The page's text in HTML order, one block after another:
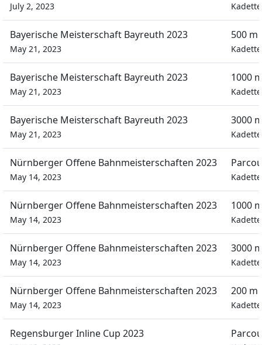
July 2, 2023
Bayerische Meisterschaft Bayreuth 2023
May 21, 2023
500 m
Bayerische Meisterschaft Bayreuth 2023
May 21, 2023
1000
Bayerische Meisterschaft Bayreuth 2023
May 21, 2023
3000
Nürnberger Offene Bahnmeisterschaften 2023
May 14, 2023
Nürnberger Offene Bahnmeisterschaften 2023
May 14, 2023
1000
Nürnberger Offene Bahnmeisterschaften 2023
May 14, 2023
3000
Nürnberger Offene Bahnmeisterschaften 2023
May 14, 2023
200 m
Regensburger Inline Cup 2023